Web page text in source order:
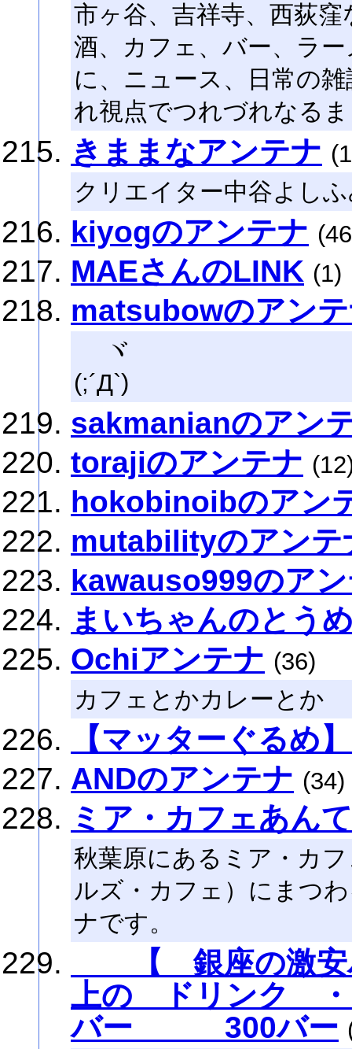
市ヶ谷、吉祥寺、西荻
酒、カフェ、バー、ラ
に、ニュース、日常の
れ視点でつれづれなる
きままなアンテナ
クリエイター中谷よし
kiyogのアンテナ
MAEさんのLINK (1)
matsubowのアン
ヾ
(;´Д`)
sakmanianのアン
torajiのアンテナ
hokobinoibのアン
mutabilityのアンテ
kawauso999のア
まいちゃんのとう
Ochiアンテナ (36)
カフェとかカレーとか
【マッターぐるめ
ANDのアンテナ (34)
ミア・カフェあん
秋葉原にあるミア・カ
ルズ・カフェ）にまつ
ナです。
【 銀座の激
上の ドリンク ・
バー 300バー